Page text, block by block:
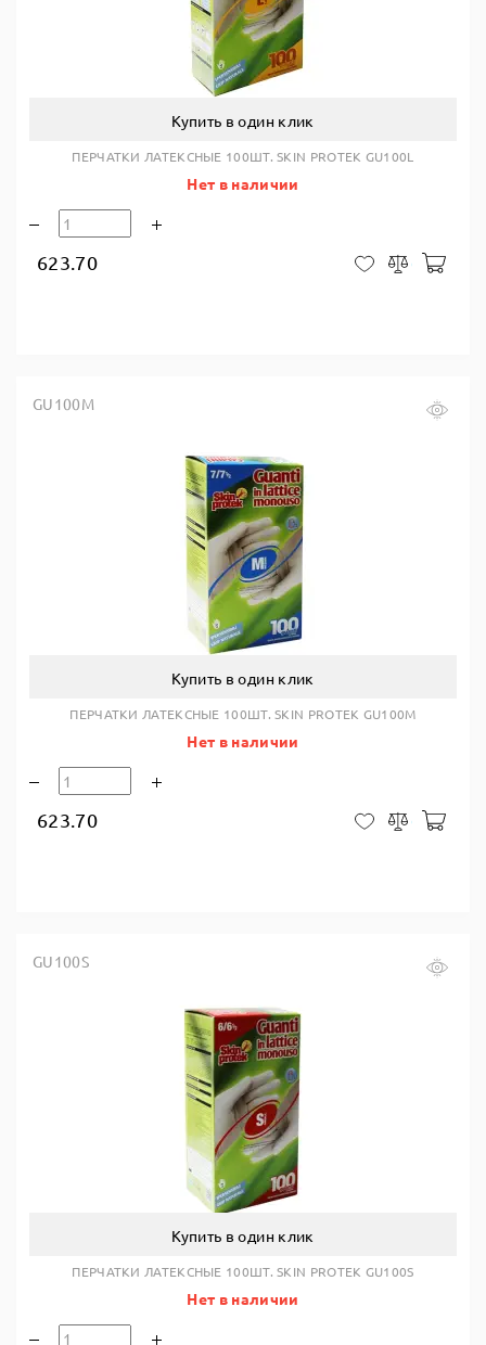
Купить в один клик
ПЕРЧАТКИ ЛАТЕКСНЫЕ 100ШТ. SKIN PROTEK GU100L
Нет в наличии
623.70 В закладки
Сравнить
GU100M
Купить в один клик
ПЕРЧАТКИ ЛАТЕКСНЫЕ 100ШТ. SKIN PROTEK GU100M
Нет в наличии
623.70 В закладки
Сравнить
GU100S
Купить в один клик
ПЕРЧАТКИ ЛАТЕКСНЫЕ 100ШТ. SKIN PROTEK GU100S
Нет в наличии